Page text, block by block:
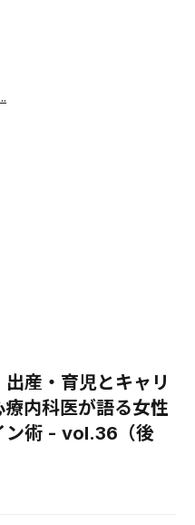
出産・育児とキャリ
内科医が語る女性
ン術 - vol.36（後